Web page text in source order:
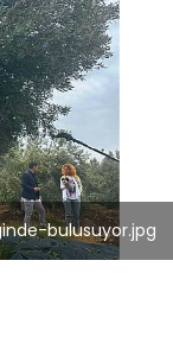
bulusuyor.jpg